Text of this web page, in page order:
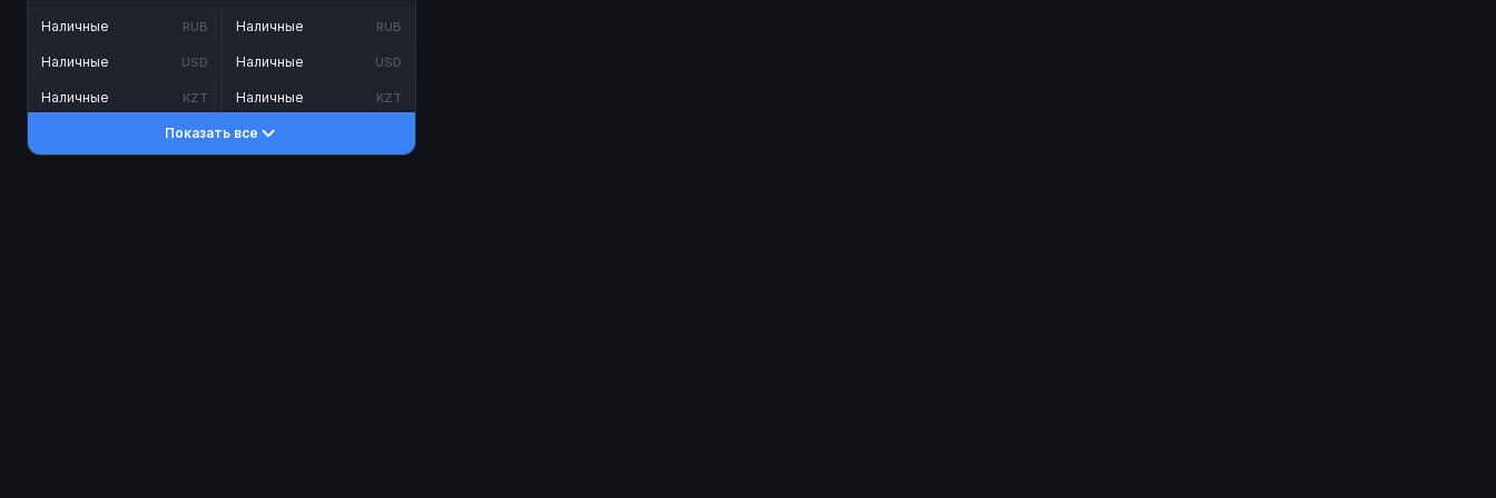
Наличные RUB
Наличные USD
Наличные KZT
Наличные RUB
Наличные USD
Наличные KZT
Показать все